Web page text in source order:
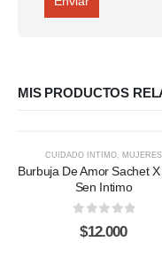
MIS PRODUCTOS
CUIDADO INTIMO, MUJERES
Burbuja De Amor Sachet
Sen Intimo
out of 5
$12.000